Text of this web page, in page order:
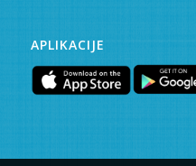
APLIKACIJE